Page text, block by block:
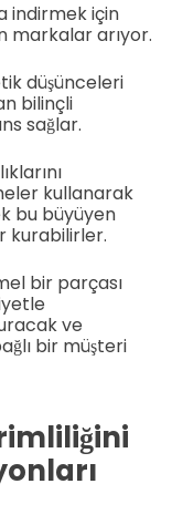
indirmek için
markalar arıyor.
düşünceleri
bilinçli
sağlar.
kullanarak
bu büyüyen
kurabilirler.
bir parçası
ve
bir müşteri